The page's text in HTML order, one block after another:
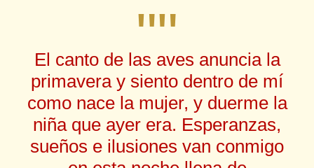
""
El canto de las aves anuncia la
primavera y siento dentro de mí
como nace la mujer, y duerme la
niña que ayer era. Esperanzas,
sueños e ilusiones van conmigo